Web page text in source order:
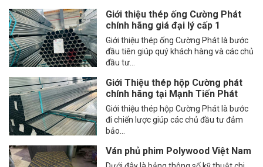
Giới thiệu thép ống Cường Phát
chính hãng giá đại lý cấp 1
Giới thiệu thép ống Cường Phát là bước
đầu tiên giúp quý khách hàng và các chủ
đầu tư...
Giới Thiệu thép hộp Cường phát
chính hãng tại Mạnh Tiến Phát
Giới thiệu thép hộp Cường Phát là bước
đi chiến lược giúp các chủ đầu tư đảm
bảo...
Ván phủ phim Polywood Việt Nam